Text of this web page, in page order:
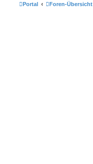
Portal Foren-Übersicht